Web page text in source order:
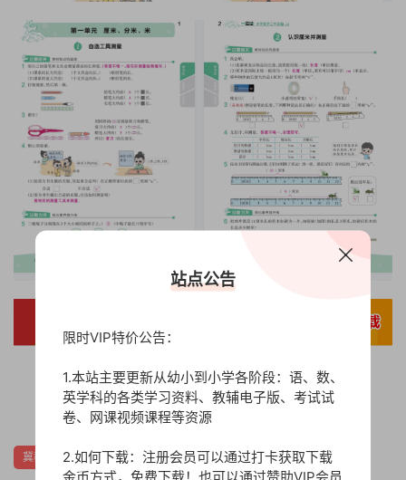
0
冀教版 教师用书
站点公告
限时VIP特价公告：
1.本站主要更新从幼小到小学各阶段：语、数、
英学科的各类学习资料、教辅电子版、考试试
卷、网课视频课程等资源
2.如何下载：注册会员可以通过打卡获取下载
金币方式，免费下载！也可以通过赞助VIP会员